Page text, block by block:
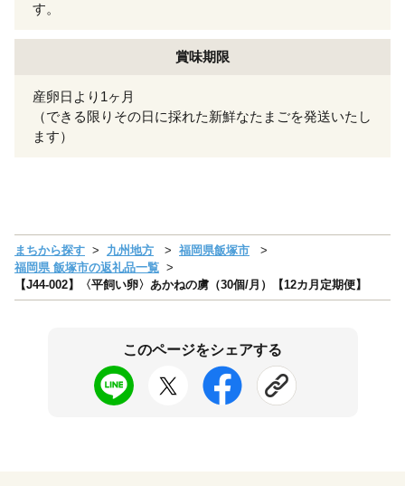
す。
賞味期限
産卵日より1ヶ月
（できる限りその日に採れた新鮮なたまごを発送いたし
ます）
まちから探す 九州地方
福岡県飯塚市
福岡県 飯塚市の返礼品一覧
【J44-002】〈平飼い卵〉あかねの虜（30個/月）【12カ月定期便】
このページをシェアする